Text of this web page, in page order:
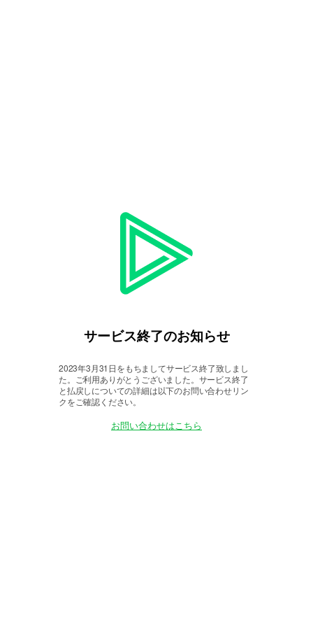
サービス終了のお知らせ
2023年3月31日をもちましてサービス終了致しまし
た。
ご利用ありがとうございました。サービス終了
と払戻しについての詳細は以下のお問い合わせリン
クをご確認ください。
お問い合わせはこちら